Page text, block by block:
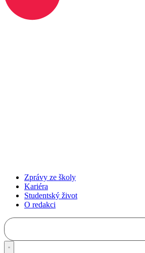
Zprávy ze školy
Kariéra
Studentský život
O redakci